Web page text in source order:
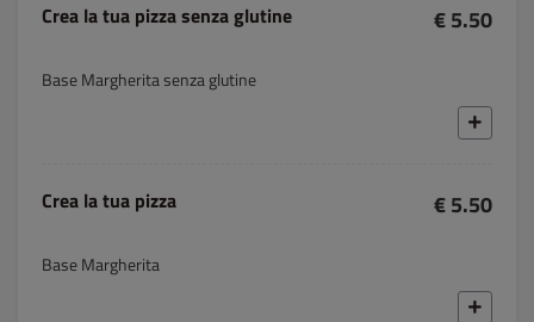
Crea la tua pizza senza glutine € 5.50
Base Margherita senza glutine
Crea la tua pizza € 5.50
Base Margherita